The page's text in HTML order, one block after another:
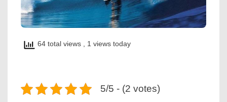
64 total views , 1 views today
5/5 - (2 votes)